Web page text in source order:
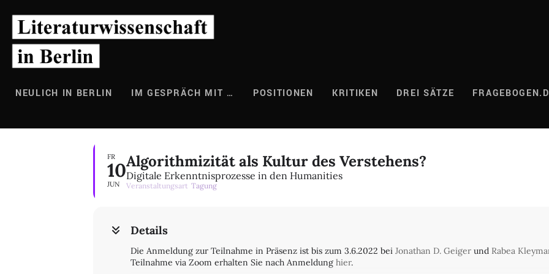
Inhalt
springen
NEULICH IN BERLIN IM GESPRÄCH MIT … POSITIONEN KRITIKEN DREI SÄTZE
FR
10
JUN
Algorithmizität als Kultur des Verstehens?
Digitale Erkenntnisprozesse in den Humanities
Veranstaltungsart Tagung
Details
Die Anmeldung zur Teilnahme in Präsenz ist bis zum 3.6.2022 bei Jonathan D. Geiger und Rabea
Teilnahme via Zoom erhalten Sie nach Anmeldung hier.